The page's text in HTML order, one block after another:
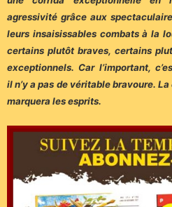
agressivité grâce aux
leurs insaisissables combats à la
certains plutôt braves, certains
exceptionnels. Car l’important,
iln’y a pas de véritable bravoure.
marquerales esprits.